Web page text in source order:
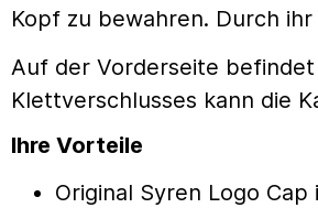
Kopf zu bewahren. Durch
Auf der Vorderseite
Klettverschlusses kann die
Ihre Vorteile
Original Syren Logo Cap